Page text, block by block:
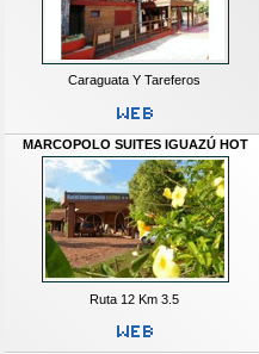
Caraguata Y Tareferos
MARCOPOLO SUITES IGUAZÚ HOT
Ruta 12 Km 3.5